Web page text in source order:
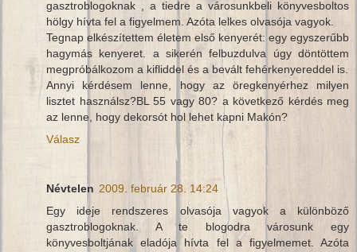
gasztroblogoknak , a tiedre a városunkbeli könyvesboltos
hölgy hívta fel a figyelmem. Azóta lelkes olvasója vagyok.
Tegnap elkészítettem életem első kenyerét: egy egyszerűbb
hagymás kenyeret. a sikerén felbuzdulva úgy döntöttem
megpróbálkozom a kifliddel és a bevált fehérkenyereddel is.
Annyi kérdésem lenne, hogy az öregkenyérhez milyen
lisztet használsz?BL 55 vagy 80? a következő kérdés meg
az lenne, hogy dekorsót hol lehet kapni Makón?
Válasz
Névtelen 2009. február 28. 14:24
Egy ideje rendszeres olvasója vagyok a különböző
gasztroblogoknak. A te blogodra városunk egy
könyvesboltjának eladója hívta fel a figyelmemet. Azóta